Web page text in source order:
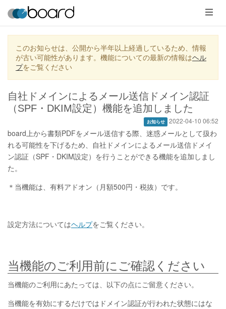
メ
ニ
ュ
ー
このお知らせは、公開から半年以上経過しているため、情報
が古い可能性があります。機能についての最新の情報はヘル
プをご覧ください
自社ドメインによるメール送信ドメイン認証
（SPF・DKIM設定）機能を追加しました
お知らせ 2022-04-10 06:52
board上から書類PDFをメール送信する際、迷惑メールとして扱わ
れる可能性を下げるため、自社ドメインによるメール送信ドメイ
ン認証（SPF・DKIM設定）を行うことができる機能を追加しまし
た。
＊当機能は、有料アドオン（月額500円・税抜）です。
設定方法についてはヘルプをご覧ください。
当機能のご利用前にご確認ください
当機能のご利用にあたっては、以下の点にご留意ください。
当機能を有効にするだけではドメイン認証が行われた状態にはな